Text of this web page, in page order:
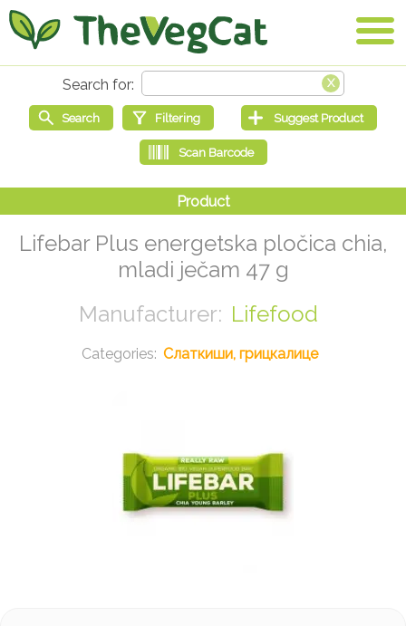
Lifebar Plus energetska pločica chia,
mladi ječam 47 g
Lifefood
Слаткиши, грицкалице